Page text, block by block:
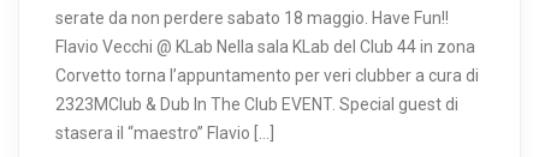
serate da non perdere sabato 18 maggio. Have Fun!!
Flavio Vecchi @ KLab Nella sala KLab del Club 44 in zona
Corvetto torna l’appuntamento per veri clubber a cura di
2323MClub & Dub In The Club EVENT. Special guest di
stasera il “maestro” Flavio […]